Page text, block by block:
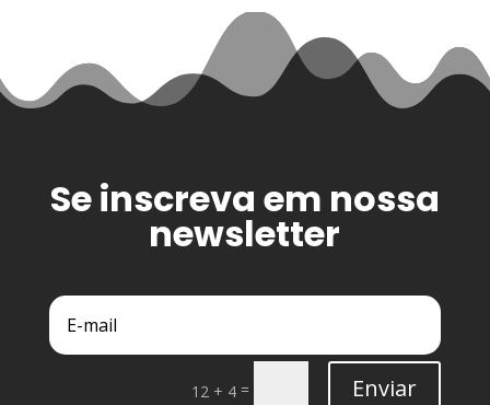
Se inscreva em nossa
newsletter
12 + 4 = Enviar